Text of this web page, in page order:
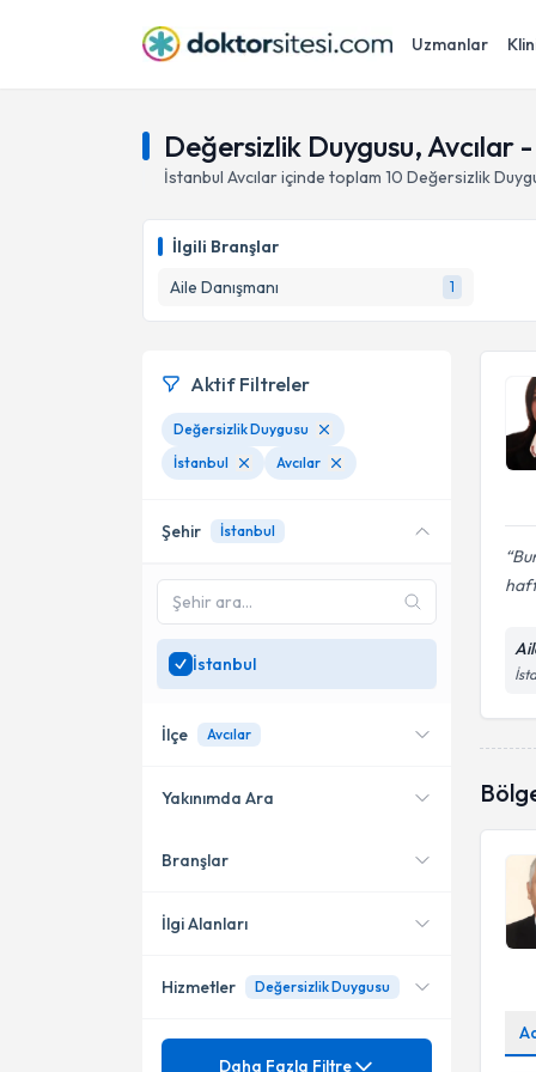
Uzmanlar
Değersizlik Duygusu, Avcılar
İstanbul Avcılariçinde toplam 10 Değersizlik
İlgili Branşlar
Aile Danışmanı
1
Aktif Filtreler
Değersizlik Duygusu
İstanbul
Avcılar
Şehir İstanbul
İstanbul
İlçe Avcılar
Kadıköy
Bakırköy
Yakınımda Ara
Konumuma yakın uzmanları
Branşlar
Aile Danışmanı
İlgi Alanları
Aile Danışmanlığı
Hizmetler Değersizlik Duygusu
Mezuniyet
Daha Fazla Filtre